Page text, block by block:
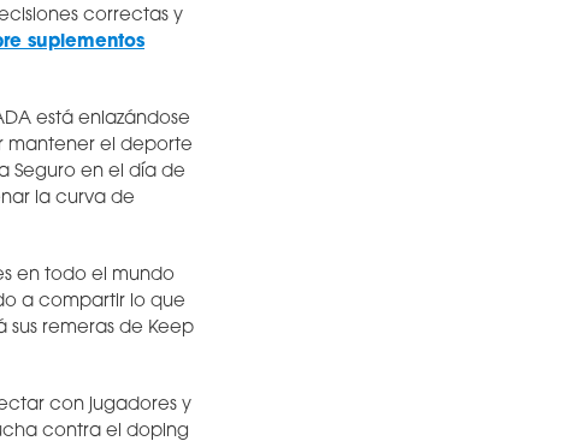
correctas y
suplementos
está enlazándose
mantener el deporte
Seguro en el día de
la curva de
en todo el mundo
a compartir lo que
sus remeras de Keep
con jugadores y
contra el doping